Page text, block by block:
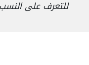
للتعرف على